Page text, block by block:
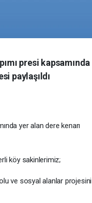
presi kapsamında
paylaşıldı
yer alan dere kenarı
köy sakinlerimiz;
ve sosyal alanlar projesini